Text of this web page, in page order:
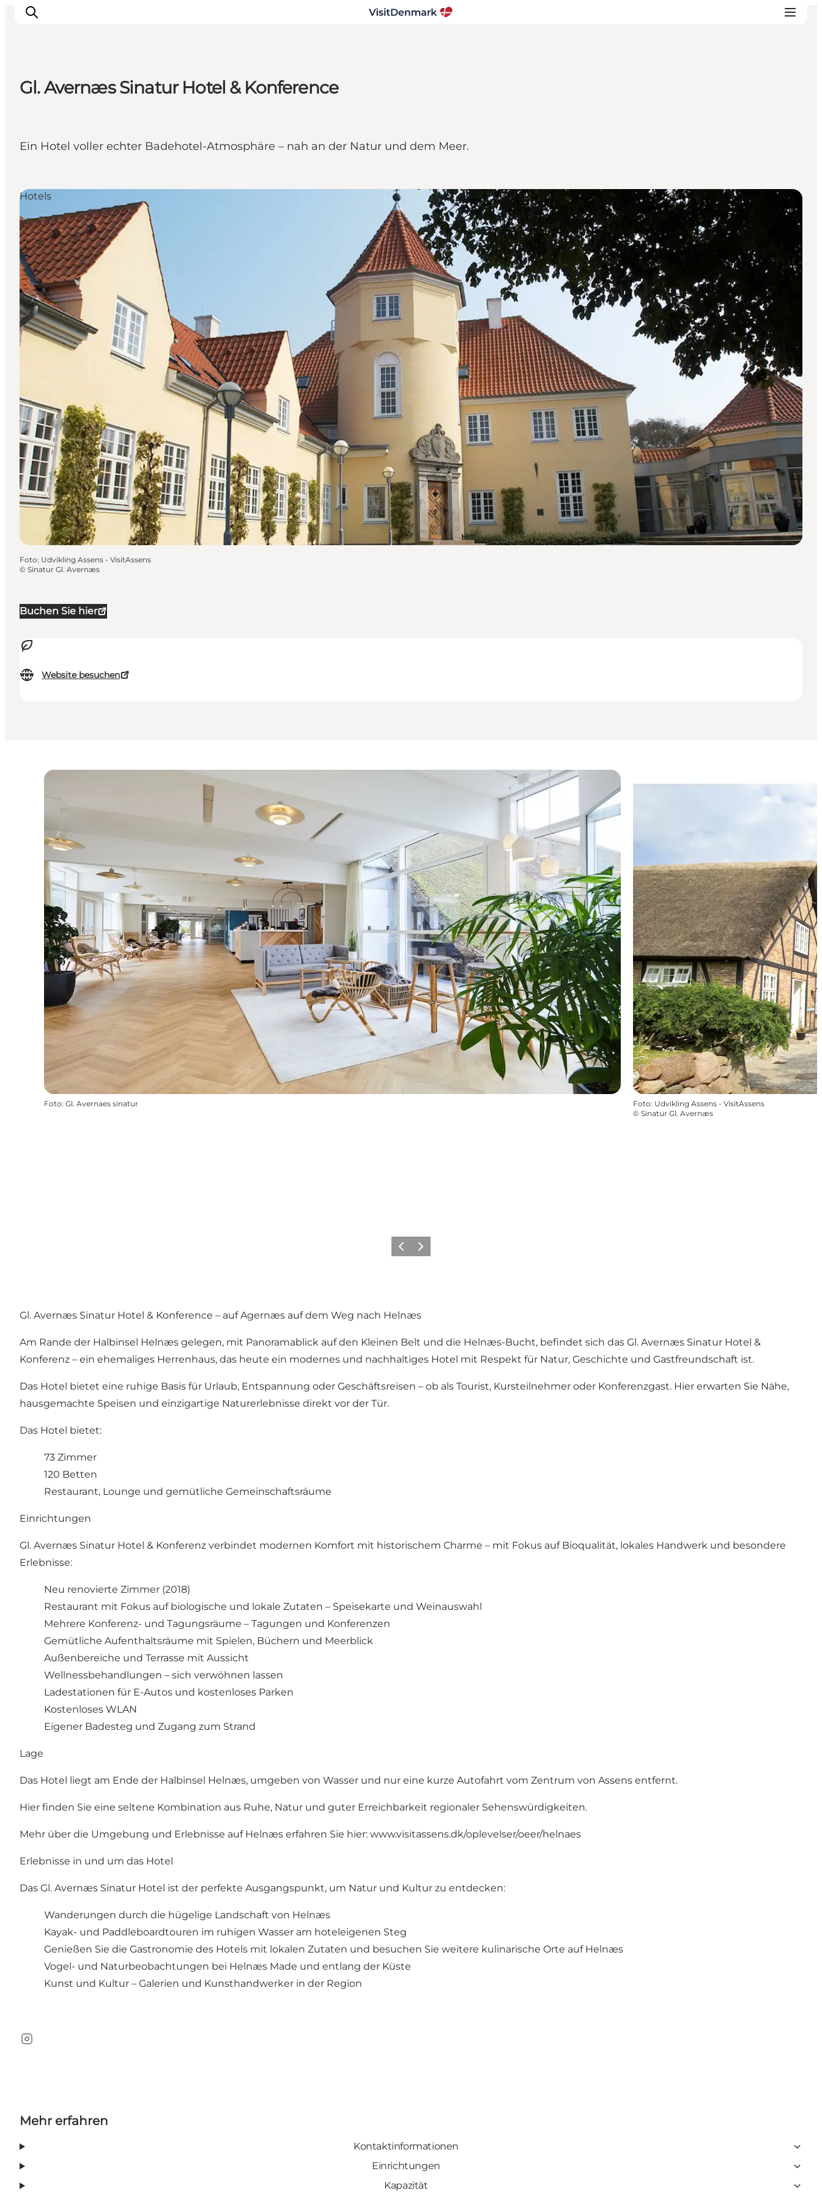
Erlebnisse
Gl. Avernæs Sinatur Hotel & Konference
Ein Hotel voller echter Badehotel-Atmosphäre – nah an der Natur und dem Meer.
Buchen Sie hier
Website besuchen
Hotels
Foto: Udvikling Assens - VisitAssens
© Sinatur Gl. Avernæs
Foto: Gl. Avernaes sinatur Foto: Udvikling Assens - VisitAssens
© Sinatur Gl. Avernæs
ZurückWeiter
Gl. Avernæs Sinatur Hotel & Konference – auf Agernæs auf dem Weg nach Helnæs
Am Rande der Halbinsel Helnæs gelegen, mit Panoramablick auf den Kleinen Belt und die Helnæs-Bucht, befindet sich das Gl. Avernæs Sinatur Hotel &
Konferenz – ein ehemaliges Herrenhaus, das heute ein modernes und nachhaltiges Hotel mit Respekt für Natur, Geschichte und Gastfreundschaft ist.
Das Hotel bietet eine ruhige Basis für Urlaub, Entspannung oder Geschäftsreisen – ob als Tourist, Kursteilnehmer oder Konferenzgast. Hier erwarten Sie Nähe,
hausgemachte Speisen und einzigartige Naturerlebnisse direkt vor der Tür.
Das Hotel bietet:
73 Zimmer
120 Betten
Restaurant, Lounge und gemütliche Gemeinschaftsräume
Einrichtungen
Gl. Avernæs Sinatur Hotel & Konferenz verbindet modernen Komfort mit historischem Charme – mit Fokus auf Bioqualität, lokales Handwerk und besondere
Erlebnisse:
Neu renovierte Zimmer (2018)
Restaurant mit Fokus auf biologische und lokale Zutaten – Speisekarte und Weinauswahl
Mehrere Konferenz- und Tagungsräume – Tagungen und Konferenzen
Gemütliche Aufenthaltsräume mit Spielen, Büchern und Meerblick
Außenbereiche und Terrasse mit Aussicht
Wellnessbehandlungen – sich verwöhnen lassen
Ladestationen für E-Autos und kostenloses Parken
Kostenloses WLAN
Eigener Badesteg und Zugang zum Strand
Lage
Das Hotel liegt am Ende der Halbinsel Helnæs, umgeben von Wasser und nur eine kurze Autofahrt vom Zentrum von Assens entfernt.
Hier finden Sie eine seltene Kombination aus Ruhe, Natur und guter Erreichbarkeit regionaler Sehenswürdigkeiten.
Mehr über die Umgebung und Erlebnisse auf Helnæs erfahren Sie hier: www.visitassens.dk/oplevelser/oeer/helnaes
Erlebnisse in und um das Hotel
Das Gl. Avernæs Sinatur Hotel ist der perfekte Ausgangspunkt, um Natur und Kultur zu entdecken:
Wanderungen durch die hügelige Landschaft von Helnæs
Kayak- und Paddleboardtouren im ruhigen Wasser am hoteleigenen Steg
Genießen Sie die Gastronomie des Hotels mit lokalen Zutaten und besuchen Sie weitere kulinarische Orte auf Helnæs
Vogel- und Naturbeobachtungen bei Helnæs Made und entlang der Küste
Kunst und Kultur – Galerien und Kunsthandwerker in der Region
Instagram
Mehr erfahren
Kontaktinformationen
Einrichtungen
Kapazität